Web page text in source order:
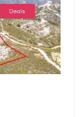
Deals
Επόμενο